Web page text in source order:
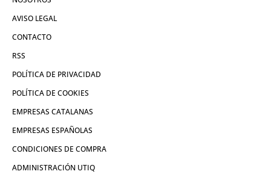
AVISO LEGAL
CONTACTO
RSS
POLÍTICA DE PRIVACIDAD
POLÍTICA DE COOKIES
EMPRESAS CATALANAS
EMPRESAS ESPAÑOLAS
CONDICIONES DE COMPRA
ADMINISTRACIÓN UTIQ